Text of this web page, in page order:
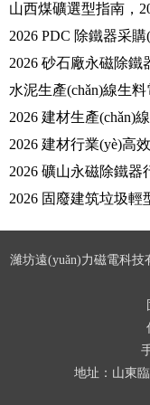
濰坊遠(yuǎn)力磁電科技
地址：山東